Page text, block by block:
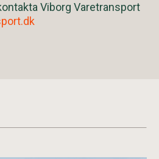
Viborg Varetransport